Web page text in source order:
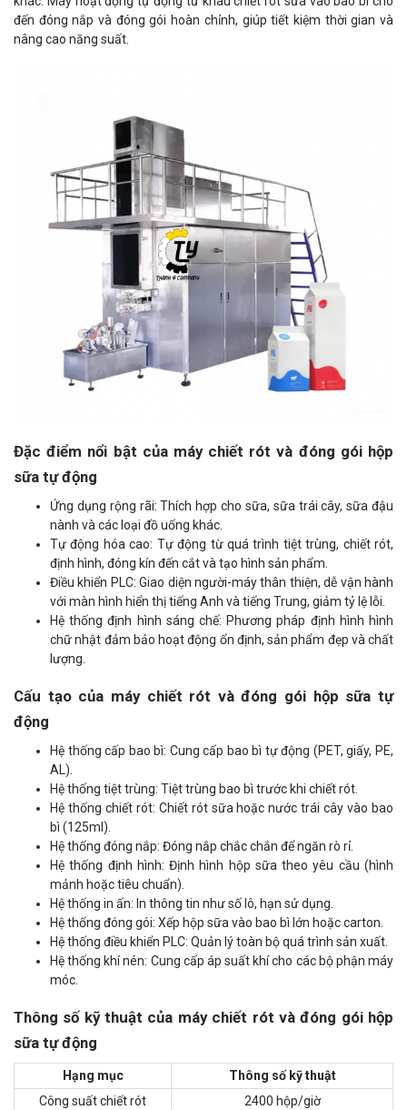
đến đóng nắp và đóng gói hoàn chỉnh, giúp tiết kiệm thời gian và
nâng cao năng suất.
Đặc điểm nổi bật của máy chiết rót và đóng gói hộp
sữa tự động
Ứng dụng rộng rãi: Thích hợp cho sữa, sữa trái cây, sữa đậu
nành và các loại đồ uống khác.
Tự động hóa cao: Tự động từ quá trình tiệt trùng, chiết rót,
định hình, đóng kín đến cắt và tạo hình sản phẩm.
Điều khiển PLC: Giao diện người-máy thân thiện, dễ vận hành
với màn hình hiển thị tiếng Anh và tiếng Trung, giảm tỷ lệ lỗi.
Hệ thống định hình sáng chế: Phương pháp định hình hình
chữ nhật đảm bảo hoạt động ổn định, sản phẩm đẹp và chất
lượng.
Cấu tạo của máy chiết rót và đóng gói hộp sữa tự
động
Hệ thống cấp bao bì: Cung cấp bao bì tự động (PET, giấy, PE,
AL).
Hệ thống tiệt trùng: Tiệt trùng bao bì trước khi chiết rót.
Hệ thống chiết rót: Chiết rót sữa hoặc nước trái cây vào bao
bì (125ml).
Hệ thống đóng nắp: Đóng nắp chắc chắn để ngăn rò rỉ.
Hệ thống định hình: Định hình hộp sữa theo yêu cầu (hình
mảnh hoặc tiêu chuẩn).
Hệ thống in ấn: In thông tin như số lô, hạn sử dụng.
Hệ thống đóng gói: Xếp hộp sữa vào bao bì lớn hoặc carton.
Hệ thống điều khiển PLC: Quản lý toàn bộ quá trình sản xuất.
Hệ thống khí nén: Cung cấp áp suất khí cho các bộ phận máy
móc.
Thông số kỹ thuật của máy chiết rót và đóng gói hộp
sữa tự động
Hạng mục
Thông số kỹ thuật
Công suất chiết rót
2400 hộp/giờ